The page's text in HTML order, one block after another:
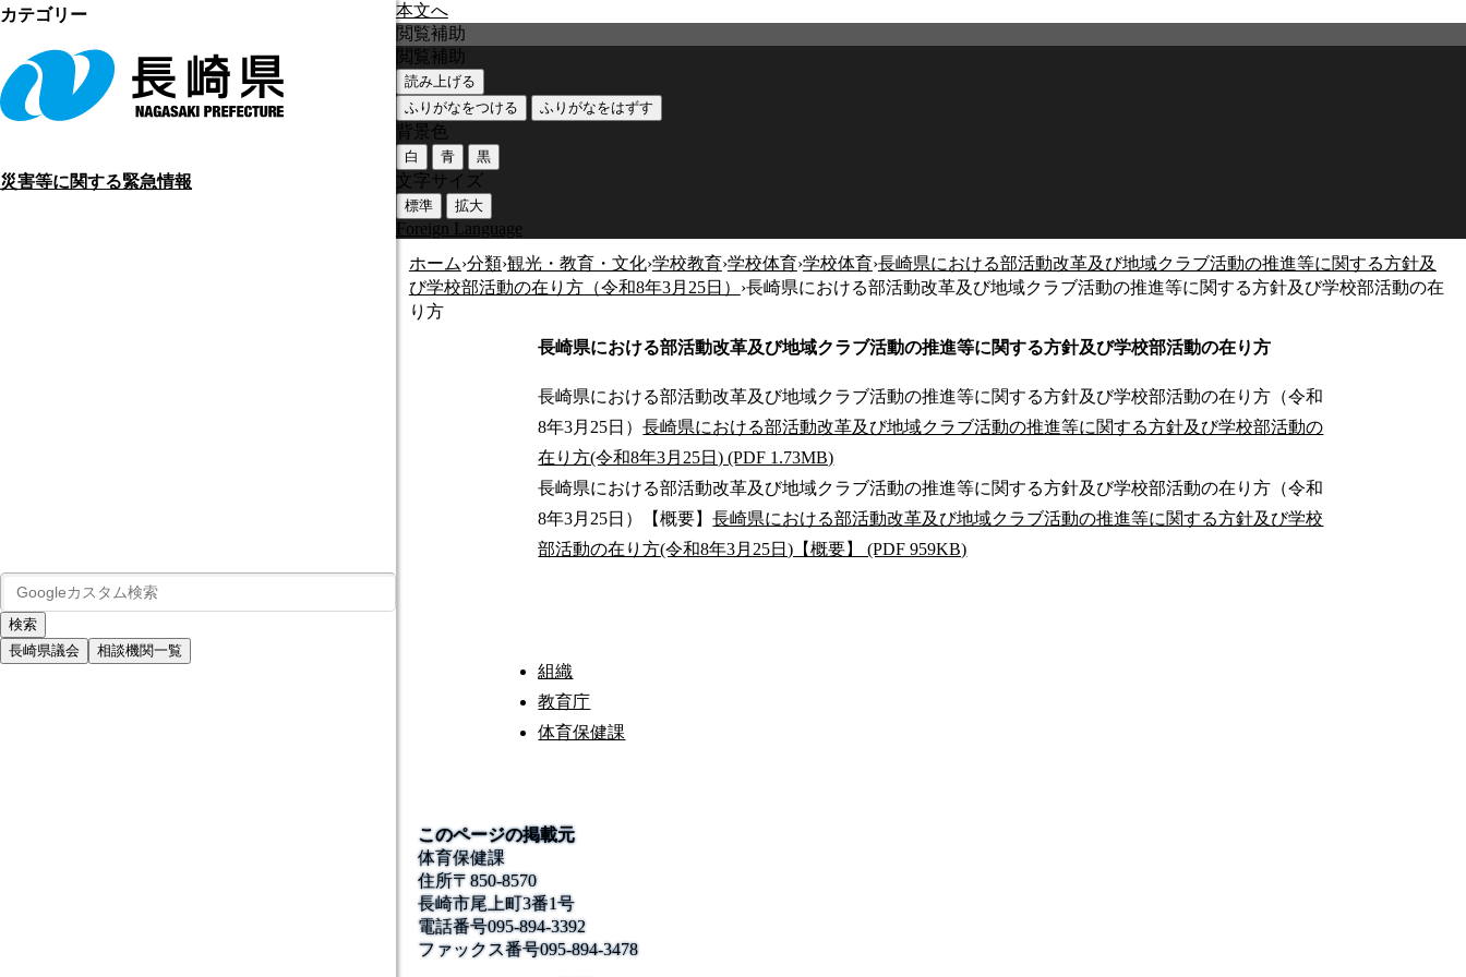
本文へ
災害等に関する緊急情報
長崎県議会 相談機関一覧
閲覧補助
閲覧補助
読み上げる
ふりがなをつける
ふりがなをはずす
背景色
白 青 黒
文字サイズ
標準 拡大
Foreign Language
ホーム›分類›観光・教育・文化›学校教育›学校体育›学校体育›長崎県における部活動改革及び地域クラブ活動の推進等に関する方針及
び学校部活動の在り方（令和8年3月25日） ›長崎県における部活動改革及び地域クラブ活動の推進等に関する方針及び学校部活動の在
り方
長崎県における部活動改革及び地域クラブ活動の推進等に関する方針及び学校部活動の在り方
長崎県における部活動改革及び地域クラブ活動の推進等に関する方針及び学校部活動の在り方（令和
8年3月25日）長崎県における部活動改革及び地域クラブ活動の推進等に関する方針及び学校部活動の
在り方(令和8年3月25日) (PDF 1.73MB)
長崎県における部活動改革及び地域クラブ活動の推進等に関する方針及び学校部活動の在り方（令和
8年3月25日）【概要】長崎県における部活動改革及び地域クラブ活動の推進等に関する方針及び学校
部活動の在り方(令和8年3月25日)【概要】 (PDF 959KB)
カテゴリー
組織
教育庁
体育保健課
このページの掲載元
体育保健課
住所〒850-8570
長崎市尾上町3番1号
電話番号095-894-3392
ファックス番号095-894-3478
公式SNS